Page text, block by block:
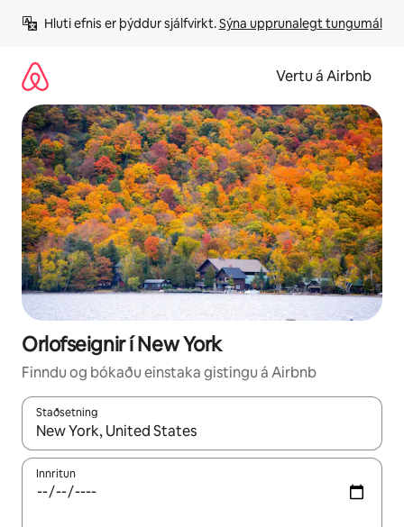
beint
Hluti efnis er þýddur sjálfvirkt. Sýna upprunalegt tungumál
Vertu á Airbnb
Orlofseignir í New York
Finndu og bókaðu einstaka gistingu á Airbnb
Staðsetning
Þegar niðurstöður liggja fyrir skaltu nota upp og niður
Innritun